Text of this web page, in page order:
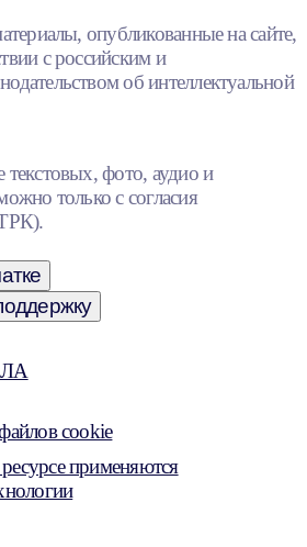
опубликованные на сайте,
с российским и
об интеллектуальной
фото, аудио и
только с согласия
cookie
применяются